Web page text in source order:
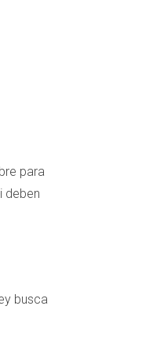
para
deben
busca